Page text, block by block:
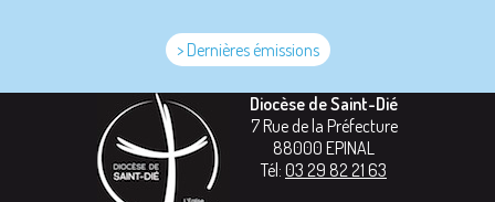
> Dernières émissions
Diocèse de Saint-Dié
7 Rue de la Préfecture
88000 EPINAL
Tél: 03 29 82 21 63